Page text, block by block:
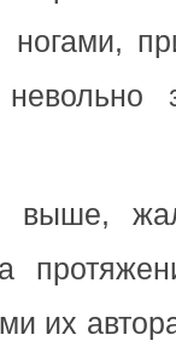
выше,
их